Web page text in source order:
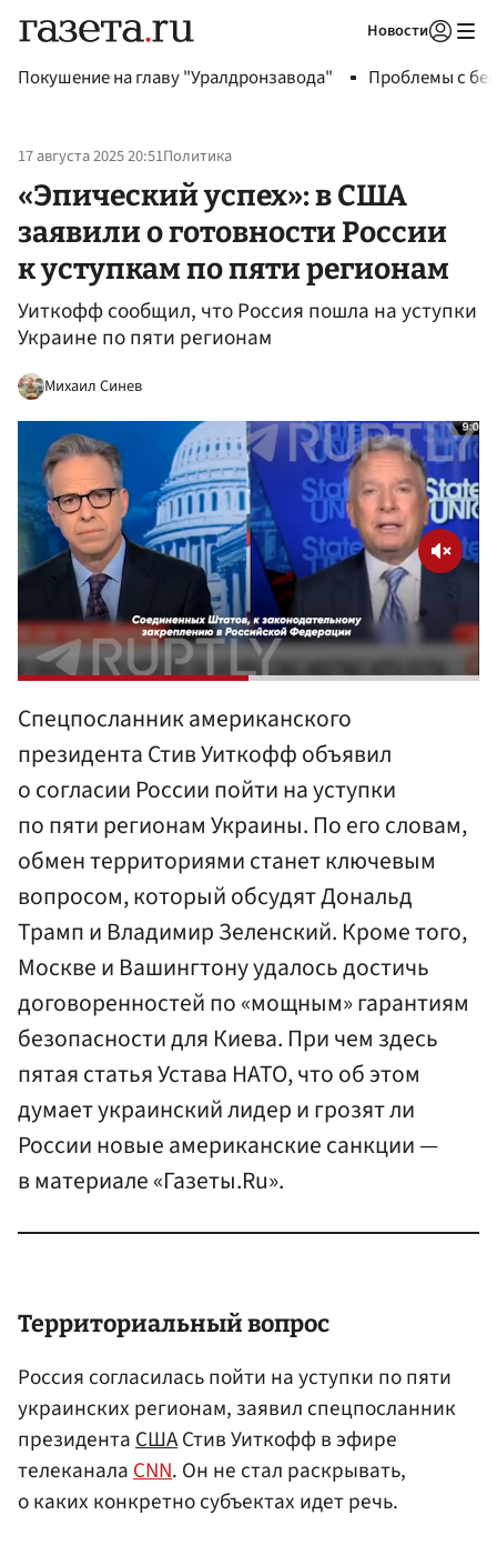
Новости
Покушение на главу "Уралдронзавода" Проблемы с
17 августа 2025 20:51Политика
«Эпический успех»: в США
заявили о готовности России
к уступкам по пяти регионам
Уиткофф сообщил, что Россия пошла на уступки
Украине по пяти регионам
Михаил Синев
Спецпосланник американского
президента Стив Уиткофф объявил
о согласии России пойти на уступки
по пяти регионам Украины. По его словам,
обмен территориями станет ключевым
вопросом, который обсудят Дональд
Трамп и Владимир Зеленский. Кроме того,
Москве и Вашингтону удалось достичь
договоренностей по «мощным» гарантиям
безопасности для Киева. При чем здесь
пятая статья Устава НАТО, что об этом
думает украинский лидер и грозят ли
России новые американские санкции —
в материале «Газеты.Ru».
Территориальный вопрос
Россия согласилась пойти на уступки по пяти
украинских регионам, заявил спецпосланник
президентаСШАСтив Уиткофф в эфире
телеканалаCNN. Он не стал раскрывать,
о каких конкретно субъектах идет речь.